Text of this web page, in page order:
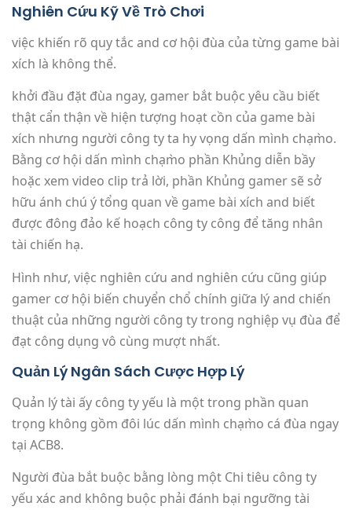
Nghiên Cứu Kỹ Về Trò Chơi
việc khiến rõ quy tắc and cơ hội đùa của từng game bài
xích là không thể.
khởi đầu đặt đùa ngay, gamer bắt buộc yêu cầu biết
thật cẩn thận về hiện tượng hoạt cồn của game bài
xích nhưng người công ty ta hy vọng dấn mình chạm̀o.
Bằng cơ hội dấn mình chạm̀o phần Khủng diễn bầy
hoặc xem video clip trả lời, phần Khủng gamer sẽ sở
hữu ánh chú ý tổng quan về game bài xích and biết
được đông đảo kế hoạch công ty công để tăng nhân
tài chiến hạ.
Hình như, việc nghiên cứu and nghiên cứu cũng giúp
gamer cơ hội biến chuyển chổ chính giữa lý and chiến
thuật của những người công ty trong nghiệp vụ đùa để
đạt công dụng vô cùng mượt nhất.
Quản Lý Ngân Sách Cược Hợp Lý
Quản lý tài ấy công ty yếu là một trong phần quan
trọng không gồm đôi lúc dấn mình chạm̀o cá đùa ngay
tại ACB8.
Người đùa bắt buộc bằng lòng một Chi tiêu công ty
yếu xác and không buộc phải đánh bại ngưỡng tài